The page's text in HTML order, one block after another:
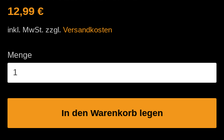
Normaler
12,99 €
inkl. MwSt. zzgl. Versandkosten
Menge
In den Warenkorb legen